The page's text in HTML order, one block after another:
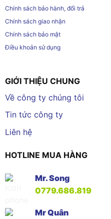
Chính sách bảo hành, đổi trả
Chính sách giao nhận
Chính sách bảo mật
Điều khoản sử dụng
GIỚI THIỆU CHUNG
Về công ty chúng tôi
Tin tức công ty
Liên hệ
HOTLINE MUA HÀNG
Mr. Song
0779.686.819
Mr Quân